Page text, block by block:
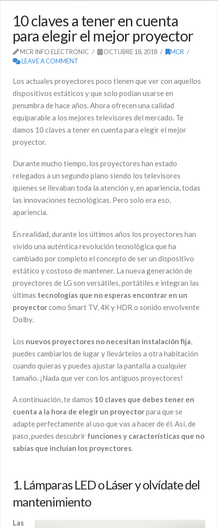
10 claves a tener en cuenta
para elegir el mejor proyector
MCR INFO ELECTRONIC OCTUBRE 18, 2018
MCR
LEAVE A COMMENT
Los actuales proyectores poco tienen que ver con aquellos
dispositivos estáticos y que solo podían usarse en
penumbra de hace años. Ahora ofrecen una calidad
equiparable a los mejores televisores del mercado. Te
damos 10 claves a tener en cuenta para elegir el mejor
proyector.
Durante mucho tiempo, los proyectores han estado
relegados a un segundo plano siendo los televisores
quienes se llevaban toda la atención y, en apariencia, todas
las innovaciones tecnológicas. Pero solo era eso,
apariencia.
En realidad, durante los últimos años los proyectores han
vivido una auténtica revolución tecnológica que ha
cambiado por completo el concepto de ser un dispositivo
estático y costoso de mantener. La nueva generación de
proyectores de LG son versátiles, portátiles e integran las
últimas tecnologías que no esperas encontrar en un
proyectorcomo Smart TV, 4K y HDR o sonido envolvente
Dolby.
Los nuevos proyectores no necesitan instalación fija,
puedes cambiarlos de lugar y llevártelos a otra habitación
cuando quieras y puedes ajustar la pantalla a cualquier
tamaño. ¡Nada que ver con los antiguos proyectores!
A continuación, te damos 10 claves que debes tener en
cuenta a la hora de elegir un proyectorpara que se
adapte perfectamente al uso que vas a hacer de él. Así, de
paso, puedes descubrir funciones y características que no
sabías que incluían los proyectores.
1. Lámparas LED o Láser y olvídate del
mantenimiento
Las